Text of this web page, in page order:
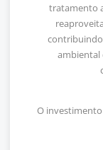
tratamento
contribuindo
ambiental
O